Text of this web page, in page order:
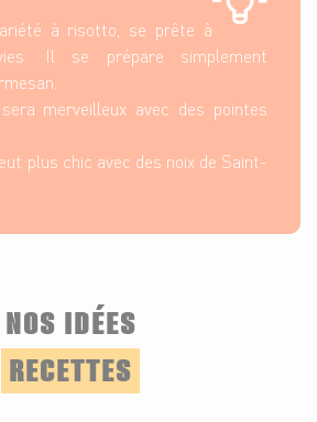
à risotto, se prête à
Il se prépare simplement
merveilleux avec des pointes
plus chic avec des noix de Saint-
NOS IDÉES
RECETTES